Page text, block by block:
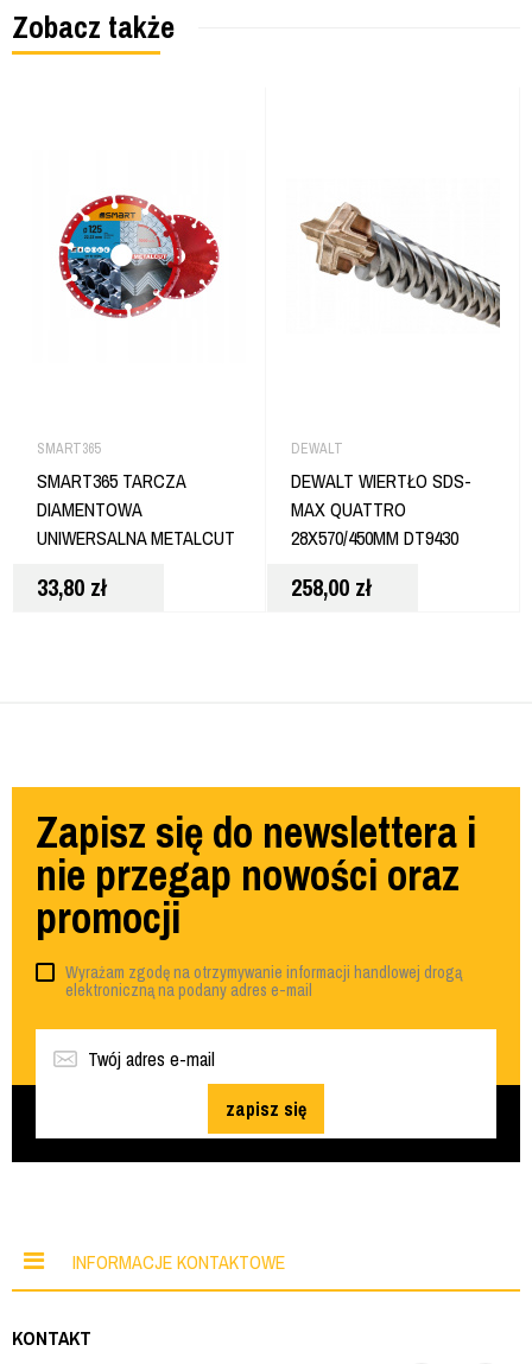
Zobacz także
SMART365
SMART365 TARCZA
DIAMENTOWA
UNIWERSALNA METALCUT
33,80 zł
DEWALT
DEWALT WIERTŁO SDS-
MAX QUATTRO
28X570/450MM DT9430
258,00 zł
Zapisz się do newslettera i
nie przegap nowości oraz
promocji
Wyrażam zgodę na otrzymywanie informacji handlowej drogą
elektroniczną na podany adres e-mail
zapisz się
INFORMACJE KONTAKTOWE
KONTAKT